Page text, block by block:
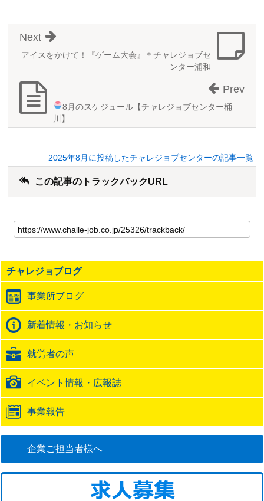
アイスをかけて！『ゲーム大会』＊チャレジョブセ
ンター浦和
Next
8月のスケジュール【チャレジョブセンター桶
川】
Prev
2025年8月に投稿したチャレジョブセンターの記事一覧
この記事のトラックバックURL
の
記
の
ト
ッ
ク
バ
ッ
URL
チャレジョブログ
事業所ブログ
新着情報・お知らせ
就労者の声
イベント情報・広報誌
事業報告
企業ご担当者様へ